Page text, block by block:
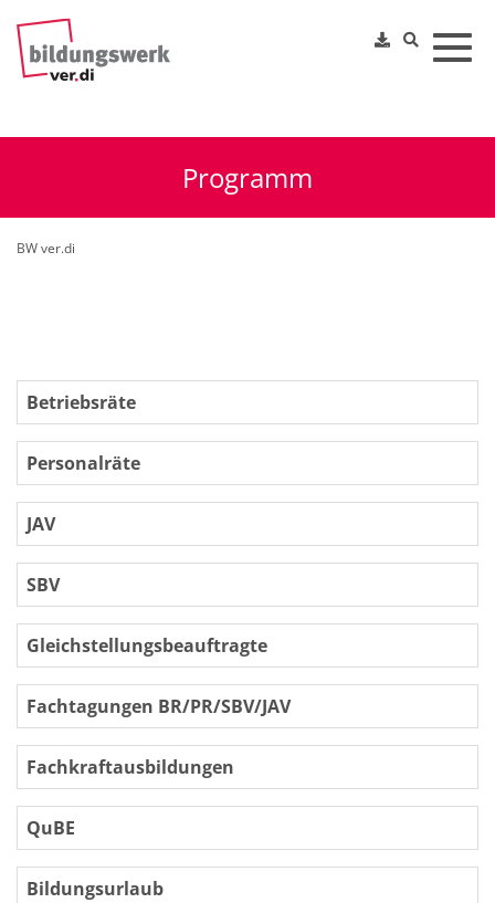
Programm
BW ver.di
Betriebsräte
Personalräte
JAV
SBV
Gleichstellungsbeauftragte
Fachtagungen BR/PR/SBV/JAV
Fachkraftausbildungen
QuBE
Bildungsurlaub